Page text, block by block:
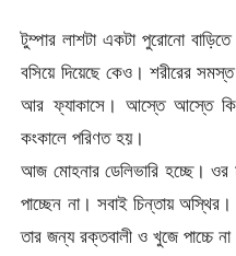
টুম্পার লাশটা একটা পুরোনো
বসিয়ে দিয়েছে কেও। শরীরের
আর ফ্যাকাসে। আস্তে আস্তে
কংকালে পরিণত হয়।
আজ মোহনার ডেলিভারি হচ্ছে। ওর
পাচ্ছেন না। সবাই চিন্তায়
তার জন্য রক্তবালী ও খুজে পাচ্চে